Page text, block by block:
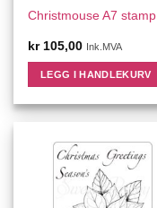
Christmouse A7 stamp
kr105,00 Ink.MVA
LEGG I HANDLEKURV